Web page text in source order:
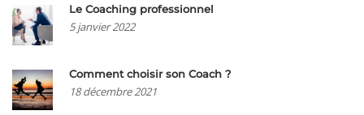
Le Coaching professionnel
5 janvier 2022
Comment choisir son Coach ?
18 décembre 2021